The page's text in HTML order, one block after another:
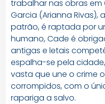
trabalhar nas obras
Garcia (Arianna Rivas),
patrão, é raptada por
humano, Cade é
antigas e letais
espalha-se pela
vasta que une o crime
corrompidos, com o
rapariga a salvo.